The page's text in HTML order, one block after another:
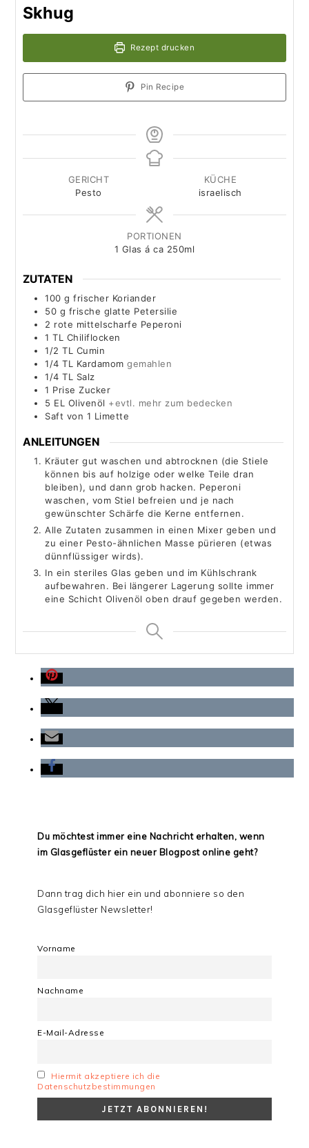
Skhug
Rezept drucken
Pin Recipe
GERICHT
Pesto
KÜCHE
israelisch
PORTIONEN
1 Glas á ca 250ml
ZUTATEN
100 g frischer Koriander
50 g frische glatte Petersilie
2 rote mittelscharfe Peperoni
1 TL Chiliflocken
1/2 TL Cumin
1/4 TL Kardamom gemahlen
1/4 TL Salz
1 Prise Zucker
5 EL Olivenöl +evtl. mehr zum bedecken
Saft von 1 Limette
ANLEITUNGEN
Kräuter gut waschen und abtrocknen (die Stiele
können bis auf holzige oder welke Teile dran
bleiben), und dann grob hacken. Peperoni
waschen, vom Stiel befreien und je nach
gewünschter Schärfe die Kerne entfernen.
Alle Zutaten zusammen in einen Mixer geben und
zu einer Pesto-ähnlichen Masse pürieren (etwas
dünnflüssiger wirds).
In ein steriles Glas geben und im Kühlschrank
aufbewahren. Bei längerer Lagerung sollte immer
eine Schicht Olivenöl oben drauf gegeben werden.
Du möchtest immer eine Nachricht erhalten, wenn
im Glasgeflüster ein neuer Blogpost online geht?
Dann trag dich hier ein und abonniere so den
Glasgeflüster Newsletter!
Vorname
Nachname
E-Mail-Adresse
Hiermit akzeptiere ich die
Datenschutzbestimmungen